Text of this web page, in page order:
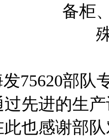
75620部队
先进的生
也感谢部